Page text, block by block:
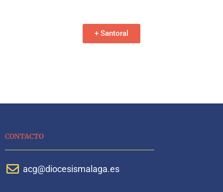
+ Santoral
CONTACTO
acg@diocesismalaga.es